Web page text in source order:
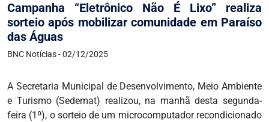
Campanha “Eletrônico Não É Lixo” realiza
sorteio após mobilizar comunidade em Paraíso
das Águas
BNC Notícias - 02/12/2025
A Secretaria Municipal de Desenvolvimento, Meio Ambiente
e Turismo (Sedemat) realizou, na manhã desta segunda-
feira (1º), o sorteio de um microcomputador recondicionado